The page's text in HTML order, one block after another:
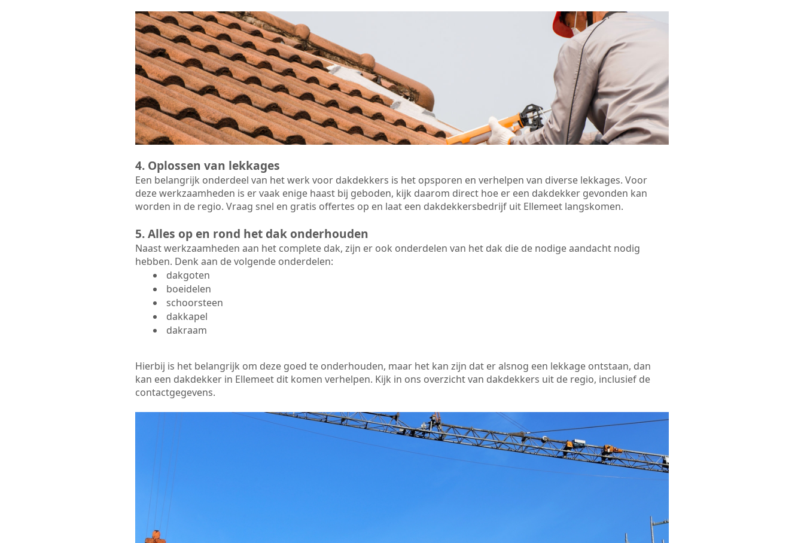
4. Oplossen van lekkages
Een belangrijk onderdeel van het werk voor dakdekkers is het opsporen en verhelpen van diverse lekkages. Voor
deze werkzaamheden is er vaak enige haast bij geboden, kijk daarom direct hoe er een dakdekker gevonden kan
worden in de regio. Vraag snel en gratis offertes op en laat een dakdekkersbedrijf uit Ellemeet langskomen.
5. Alles op en rond het dak onderhouden
Naast werkzaamheden aan het complete dak, zijn er ook onderdelen van het dak die de nodige aandacht nodig
hebben. Denk aan de volgende onderdelen:
dakgoten
boeidelen
schoorsteen
dakkapel
dakraam
Hierbij is het belangrijk om deze goed te onderhouden, maar het kan zijn dat er alsnog een lekkage ontstaan, dan
kan een dakdekker in Ellemeet dit komen verhelpen. Kijk in ons overzicht van dakdekkers uit de regio, inclusief de
contactgegevens.